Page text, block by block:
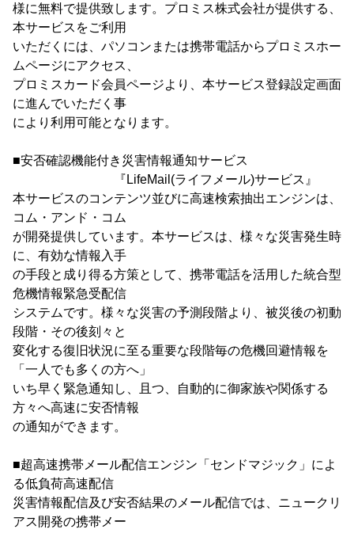
様に無料で提供致します。プロミス株式会社が提供する、
本サービスをご利用
いただくには、パソコンまたは携帯電話からプロミスホー
ムページにアクセス、
プロミスカード会員ページより、本サービス登録設定画面
に進んでいただく事
により利用可能となります。
■安否確認機能付き災害情報通知サービス
『LifeMail(ライフメール)サービス』
本サービスのコンテンツ並びに高速検索抽出エンジンは、
コム・アンド・コム
が開発提供しています。本サービスは、様々な災害発生時
に、有効な情報入手
の手段と成り得る方策として、携帯電話を活用した統合型
危機情報緊急受配信
システムです。様々な災害の予測段階より、被災後の初動
段階・その後刻々と
変化する復旧状況に至る重要な段階毎の危機回避情報を
「一人でも多くの方へ」
いち早く緊急通知し、且つ、自動的に御家族や関係する
方々へ高速に安否情報
の通知ができます。
■超高速携帯メール配信エンジン「センドマジック」によ
る低負荷高速配信
災害情報配信及び安否結果のメール配信では、ニュークリ
アス開発の携帯メー